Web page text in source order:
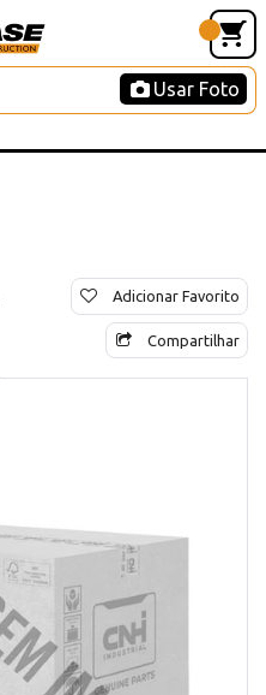
Usar Foto
Adicionar Favorito
Compartilhar